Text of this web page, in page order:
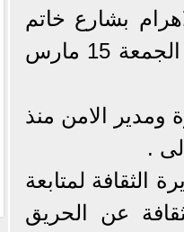
بشارع خاتم
المرسلين – حى العمرانية – محافظة الجيزة ، يوم الجمعة 15 مارس
ومدير الامن منذ
.
الثقافة لمتابعة
عن الحريق